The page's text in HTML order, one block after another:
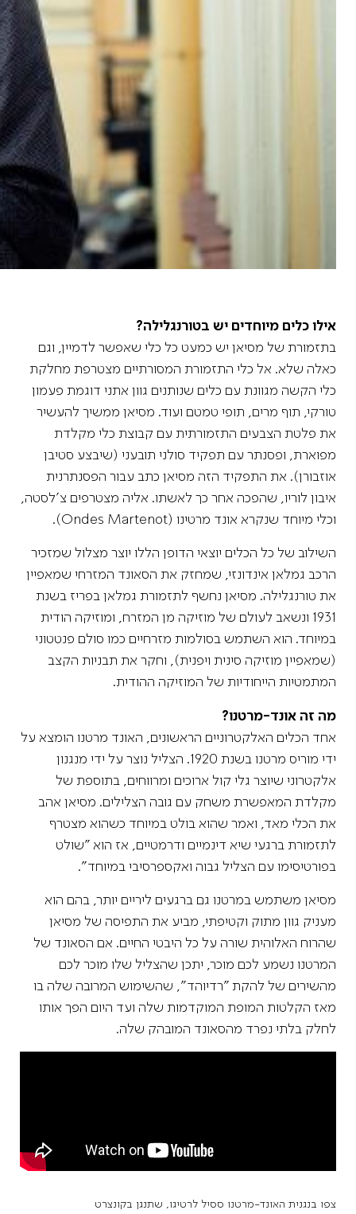
אילו כלים מיוחדים יש בטורנגלילה?
בתזמורת של מסיאן יש כמעט כל כלי שאפשר לדמיין, וגם
כאלה שלא. אל כלי התזמורת המסורתיים מצטרפת מחלקת
כלי הקשה מגוונת עם כלים שנותנים גוון אתני דוגמת פעמון
טורקי, תוף מרים, תופי טמטם ועוד. מסיאן ממשיך להעשיר
את פלטת הצבעים התזמורתית עם קבוצת כלי מקלדת
מפוארת, ופסנתר עם תפקיד סולני תובעני (שיבצע סטיבן
אוזבורן). את התפקיד הזה מסיאן כתב עבור הפסנתרנית
איבון לוריו, שהפכה אחר כך לאשתו. אליה מצטרפים צ'לסטה,
וכלי מיוחד שנקרא אונד מרטינו (Ondes Martenot).
השילוב של כל הכלים יוצאי הדופן הללו יוצר מצלול שמזכיר
הרכב גמלאן אינדונזי, שמחזק את הסאונד המזרחי שמאפיין
את טורנגלילה. מסיאן נחשף לתזמורת גמלאן בפריז בשנת
1931 ונשאב לעולם של מוזיקה מן המזרח, ומוזיקה הודית
במיוחד. הוא השתמש בסולמות מזרחיים כמו סולם פנטטוני
(שמאפיין מוזיקה סינית ויפנית), וחקר את תבניות הקצב
המתמטיות הייחודיות של המוזיקה ההודית.
מה זה אונד-מרטנו?
אחד הכלים האלקטרוניים הראשונים, האונד מרטנו הומצא על
ידי מוריס מרטנו בשנת 1920. הצליל נוצר על ידי מנגנון
אלקטרוני שיוצר גלי קול ארוכים ומרווחים, בתוספת של
מקלדת המאפשרת משחק עם גובה הצלילים. מסיאן אהב
את הכלי מאד, ואמר שהוא בולט במיוחד כשהוא מצטרף
לתזמורת ברגעי שיא דינמיים ודרמטיים, אז הוא "שולט
בפורטיסימו עם הצליל גבוה ואקספרסיבי במיוחד".
מסיאן משתמש במרטנו גם ברגעים ליריים יותר, בהם הוא
מעניק גוון מתוק וקטיפתי, מביע את התפיסה של מסיאן
שהרוח האלוהית שורה על כל היבטי החיים. אם הסאונד של
המרטנו נשמע לכם מוכר, יתכן שהצליל שלו מוכר לכם
מהשירים של להקת "רדיוהד", שהשימוש המרובה שלה בו
מאז הקלטות המופת המוקדמות שלה ועד היום הפך אותו
לחלק בלתי נפרד מהסאונד המובהק שלה.
צפו בנגנית האונד-מרטנו ססיל לרטיגו, שתנגן בקונצרט